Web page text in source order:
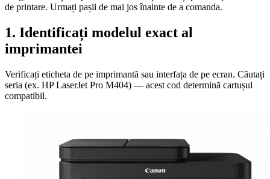
de printare. Urmați pașii de mai jos înainte de a comanda.
1. Identificați modelul exact al
imprimantei
Verificați eticheta de pe imprimantă sau interfața de pe ecran. Căutați
seria (ex. HP LaserJet Pro M404) — acest cod determină cartușul
compatibil.